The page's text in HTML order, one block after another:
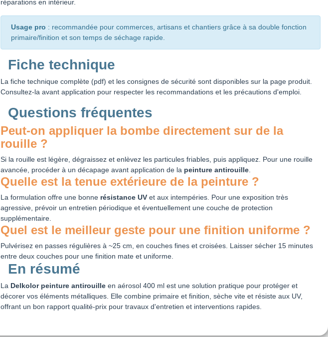
réparations en intérieur.
Usage pro : recommandée pour commerces, artisans et chantiers grâce à sa double fonction
primaire/finition et son temps de séchage rapide.
Fiche technique
La fiche technique complète (pdf) et les consignes de sécurité sont disponibles sur la page produit.
Consultez-la avant application pour respecter les recommandations et les précautions d'emploi.
Questions fréquentes
Peut-on appliquer la bombe directement sur de la
rouille ?
Si la rouille est légère, dégraissez et enlèvez les particules friables, puis appliquez. Pour une rouille
avancée, procéder à un décapage avant application de la peinture antirouille.
Quelle est la tenue extérieure de la peinture ?
La formulation offre une bonne résistance UV et aux intempéries. Pour une exposition très
agressive, prévoir un entretien périodique et éventuellement une couche de protection
supplémentaire.
Quel est le meilleur geste pour une finition uniforme ?
Pulvérisez en passes régulières à ~25 cm, en couches fines et croisées. Laisser sécher 15 minutes
entre deux couches pour une finition mate et uniforme.
En résumé
La Delkolor peinture antirouille en aérosol 400 ml est une solution pratique pour protéger et
décorer vos éléments métalliques. Elle combine primaire et finition, sèche vite et résiste aux UV,
offrant un bon rapport qualité-prix pour travaux d'entretien et interventions rapides.